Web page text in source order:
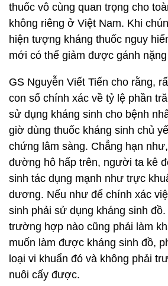
thuốc vô cùng quan trọng cho
không riêng ở Việt Nam. Khi
hiện tượng kháng thuốc nguy
mới có thể giảm được gánh
GS Nguyễn Viết Tiến cho rằng,
con số chính xác về tỷ lệ phần
sử dụng kháng sinh cho bệnh
giờ dùng thuốc kháng sinh chủ
chứng lâm sàng. Chẳng hạn
đường hô hấp trên, người ta kê
sinh tác dụng mạnh như trực
dương. Nếu như để chính xác
sinh phải sử dụng kháng sinh
trường hợp nào cũng phải làm
muốn làm được kháng sinh đồ,
loại vi khuẩn đó và không phải
nuôi cấy được.